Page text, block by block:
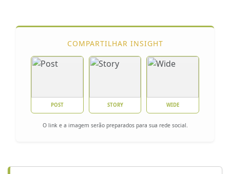
COMPARTILHAR INSIGHT
POST STORY WIDE
O link e a imagem serão preparados para sua rede social.